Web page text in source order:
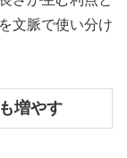
文脈で使い分け
増やす